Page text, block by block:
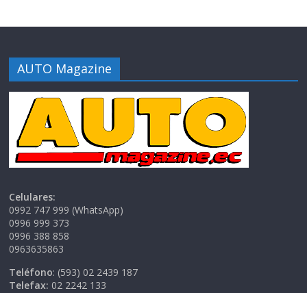
AUTO Magazine
Celulares:
0992 747 999 (WhatsApp)
0996 999 373
0996 388 858
0963635863
Teléfono: (593) 02 2439 187
Telefax: 02 2242 133